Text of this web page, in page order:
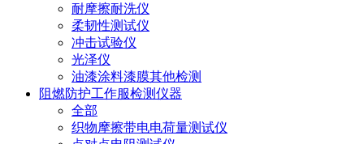
耐摩擦耐洗仪
柔韧性测试仪
冲击试验仪
光泽仪
油漆涂料漆膜其他检测
阻燃防护工作服检测仪器
全部
织物摩擦带电电荷量测试仪